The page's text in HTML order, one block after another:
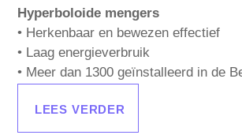
Hyperboloide mengers
• Herkenbaar en bewezen effectief
• Laag energieverbruik
• Meer dan 1300 geïnstalleerd in de
LEES VERDER